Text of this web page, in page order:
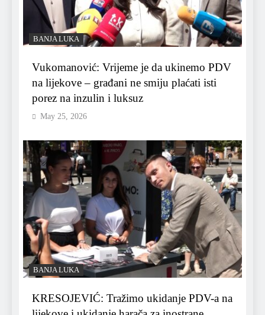
BANJA LUKA
Vukomanović: Vrijeme je da ukinemo PDV
na lijekove – građani ne smiju plaćati isti
porez na inzulin i luksuz
May 25, 2026
BANJA LUKA
KRESOJEVIĆ: Tražimo ukidanje PDV-a na